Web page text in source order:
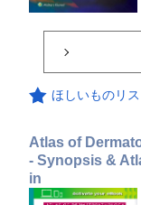
ほしいものリ
Atlas of
- Synopsis &
in